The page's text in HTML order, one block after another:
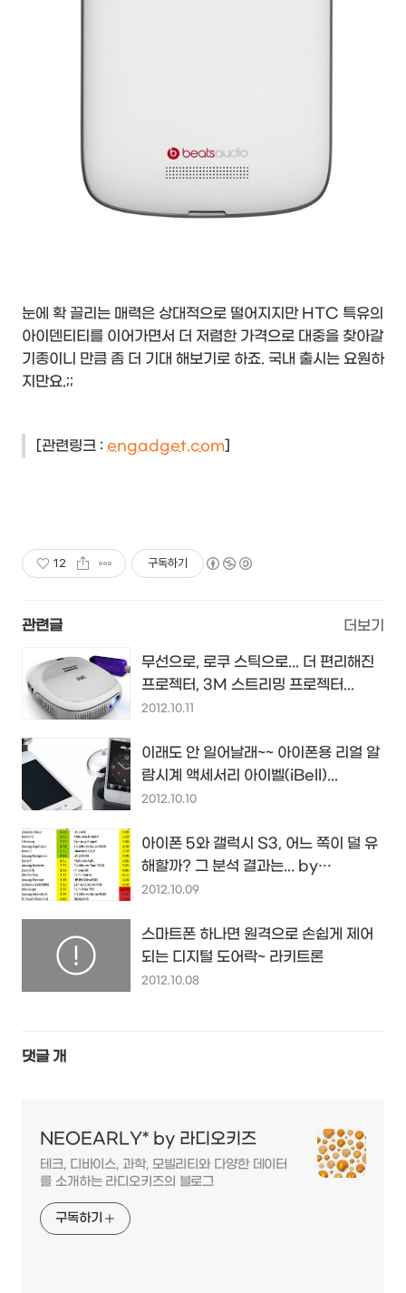
눈에 확 끌리는 매력은 상대적으로 떨어지지만 HTC 특유의
아이덴티티를 이어가면서 더 저렴한 가격으로 대중을 찾아갈
기종이니 만큼 좀 더 기대 해보기로 하죠. 국내 출시는 요원하
지만요.;;
[관련링크 : engadget.com]
12 구독하기
관련글 더보기
무선으로, 로쿠 스틱으로... 더 편리해진
프로젝터, 3M 스트리밍 프로젝터...
2012.10.11
이래도 안 일어날래~~ 아이폰용 리얼 알
람시계 액세서리 아이벨(iBell)...
2012.10.10
아이폰 5와 갤럭시 S3, 어느 쪽이 덜 유
해할까? 그 분석 결과는... by
HealthyStuff
2012.10.09
스마트폰 하나면 원격으로 손쉽게 제어
되는 디지털 도어락~ 라키트론
2012.10.08
댓글 개
NEOEARLY* by 라디오키즈
테크, 디바이스, 과학, 모빌리티와 다양한 데이터
를 소개하는 라디오키즈의 블로그
구독하기